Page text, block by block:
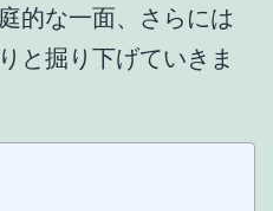
的な一面、さらには
と掘り下げていきま